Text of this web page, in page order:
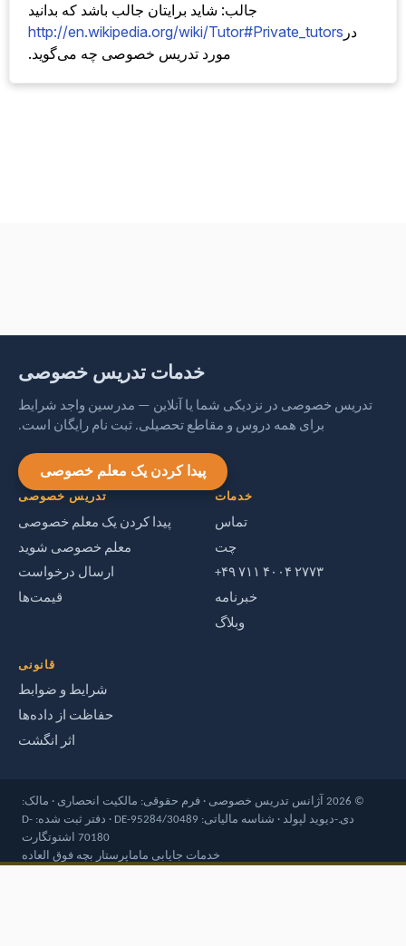
۶
جالب: شاید برایتان جالب باشد که بدانید
http://en.wikipedia.org/wiki/Tutor#Private_tutors در
مورد تدریس خصوصی چه می‌گوید.
خدمات تدریس خصوصی
تدریس خصوصی در نزدیکی شما یا آنلاین — مدرسین واجد شرایط
برای همه دروس و مقاطع تحصیلی. ثبت نام رایگان است.
پیدا کردن یک معلم خصوصی
تدریس خصوصی
پیدا کردن یک معلم خصوصی
معلم خصوصی شوید
ارسال درخواست
قیمت‌ها
خدمات
تماس
چت
‎+۴۹ ۷۱۱ ۴۰۰۴ ۲۷۷۳‎
خبرنامه
وبلاگ
قانونی
شرایط و ضوابط
حفاظت از داده‌ها
اثر انگشت
© 2026 آژانس تدریس خصوصی · فرم حقوقی: مالکیت انحصاری · مالک:
دی.-دیوید لپولد · شناسه مالیاتی: DE-95284/30489 · دفتر ثبت شده: D-
70180 اشتوتگارت
پرستار بچه فوق العادهخدمات جایابی ماما